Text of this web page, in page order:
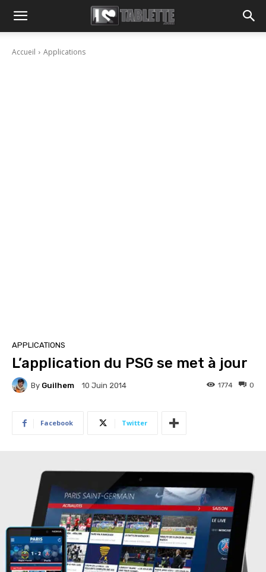
Accueil Applications
APPLICATIONS
L’application du PSG se met à jour
By Guilhem 10 Juin 2014 0
1774
Facebook Twitter